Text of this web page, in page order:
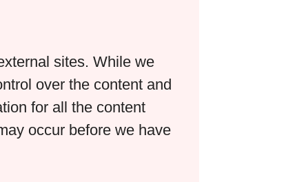
sites. While we
over the content and
for all the content
occur before we have